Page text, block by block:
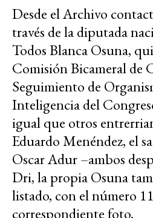
Desde el Archivo
través de la diputada
Todos Blanca Osuna,
Comisión Bicameral de
Seguimiento de
Inteligencia del
igual que otros
Eduardo Menéndez, el
Oscar Adur –ambos
Dri, la propia Osuna
listado, con el número
correspondiente foto.